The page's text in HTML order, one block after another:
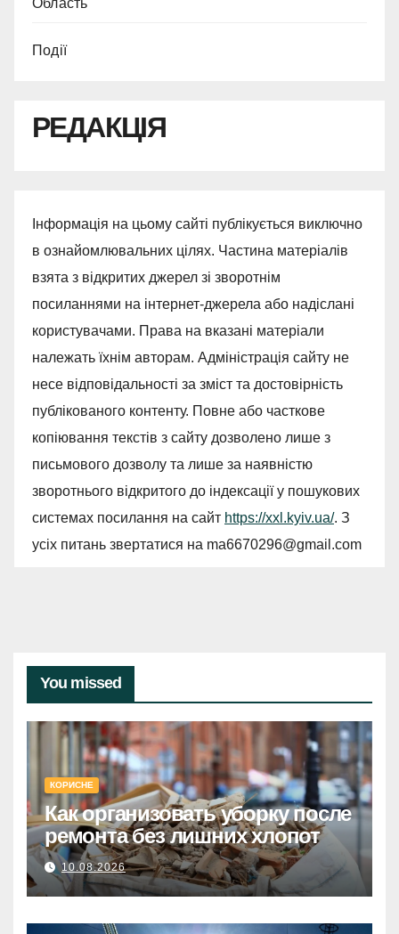
Область
Події
РЕДАКЦІЯ
Інформація на цьому сайті публікується виключно
в ознайомлювальних цілях. Частина матеріалів
взята з відкритих джерел зі зворотнім
посиланнями на інтернет-джерела або надіслані
користувачами. Права на вказані матеріали
належать їхнім авторам. Адміністрація сайту не
несе відповідальності за зміст та достовірність
публікованого контенту. Повне або часткове
копіювання текстів з сайту дозволено лише з
письмового дозволу та лише за наявністю
зворотнього відкритого до індексації у пошукових
системах посилання на сайт https://xxl.kyiv.ua/. З
усіх питань звертатися на ma6670296@gmail.com
You missed
КОРИСНЕ
Как организовать уборку после
ремонта без лишних хлопот
10.08.2026